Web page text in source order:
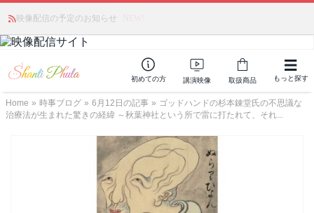
映像配信の予定のお知らせ
かつて愛されていた人気商品が復活！夏場に活躍するジェルクリーム「アク
アサーキュレーション」💖🏖️ 8月末までの購入でポイント還元も✨
初めての方 講演映像 取扱商品 もっと探す
Home » 時事ブログ » 6月12日の記事 » ゴッドハンドの杉本錬堂氏の不思議な
治療法が生まれた驚きの経緯 ～秋葉神社という所で雷に打たれて、それ...